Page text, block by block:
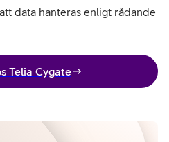
data hanteras enligt rådande
Telia Cygate